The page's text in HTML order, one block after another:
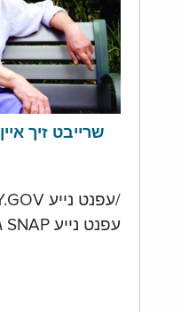
שרייבט זיך איין
/עפנט נייע NY.GOV אגסקאהאל
עפנט נייע SNAP גאס אקאונט